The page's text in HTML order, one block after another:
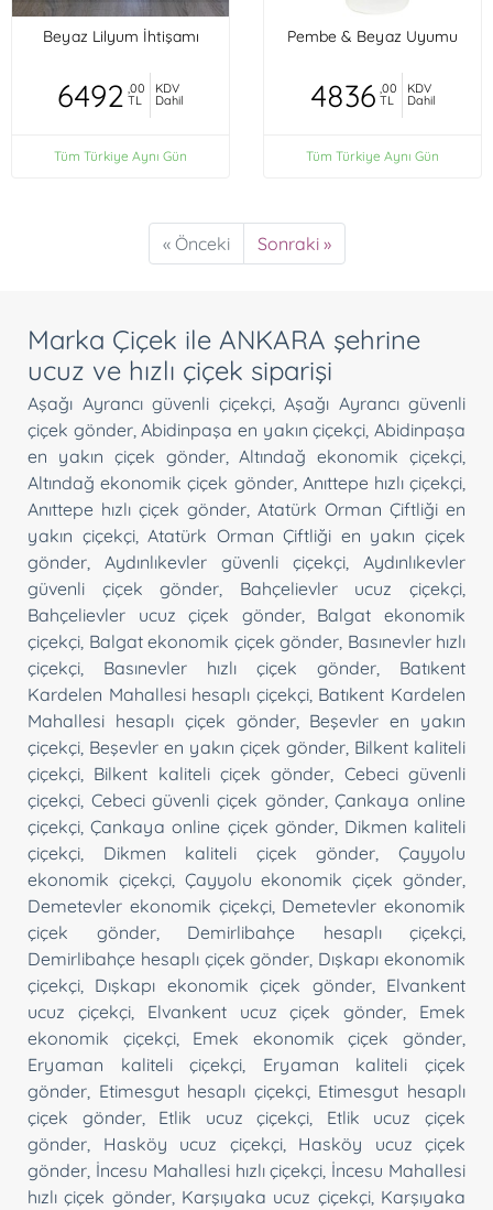
Beyaz Lilyum İhtişamı
6492 ,00
TL
KDV
Dahil
Tüm Türkiye Aynı Gün
Pembe & Beyaz Uyumu
4836 ,00
TL
KDV
Dahil
Tüm Türkiye Aynı Gün
« Önceki Sonraki »
Marka Çiçek ile ANKARA şehrine
ucuz ve hızlı çiçek siparişi
Aşağı Ayrancı güvenli çiçekçi, Aşağı Ayrancı güvenli
çiçek gönder,Abidinpaşa en yakın çiçekçi ,Abidinpaşa
en yakın çiçek gönder,Altındağ ekonomik çiçekçi
Altındağ ekonomik çiçek gönder, Anıttepe hızlı çiçekçi
Anıttepe hızlı çiçek gönder Atatürk Orman Çiftliği en
yakın çiçekçi,Atatürk Orman Çiftliği en yakın çiçek
gönder
Aydınlıkevler güvenli çiçekçi
Aydınlıkevler
güvenli çiçek gönder
Bahçelievler ucuz çiçekçi
Bahçelievler ucuz çiçek gönder, Balgat ekonomik
çiçekçi Balgat ekonomik çiçek gönder Basınevler hızlı
çiçekçi
Basınevler hızlı çiçek gönder
Batıkent
Kardelen Mahallesi hesaplı çiçekçi, Batıkent Kardelen
Mahallesi hesaplı çiçek gönder, Beşevler en yakın
çiçekçi Beşevler en yakın çiçek gönder Bilkent kaliteli
çiçekçi
Bilkent kaliteli çiçek gönder
Cebeci güvenli
çiçekçi Cebeci güvenli çiçek gönder,Çankaya online
çiçekçi ,Çankaya online çiçek gönder, Dikmen kaliteli
çiçekçi
Dikmen kaliteli çiçek gönder ,Çayyolu
ekonomik çiçekçi, Çayyolu ekonomik çiçek gönder
Demetevler ekonomik çiçekçi, Demetevler ekonomik
çiçek gönder, Demirlibahçe hesaplı çiçekçi
Demirlibahçe hesaplı çiçek gönder Dışkapı ekonomik
çiçekçi
Dışkapı ekonomik çiçek gönder, Elvankent
ucuz çiçekçi, Elvankent ucuz çiçek gönder
Emek
ekonomik çiçekçi, Emek ekonomik çiçek gönder
Eryaman kaliteli çiçekçi
Eryaman kaliteli çiçek
gönder Etimesgut hesaplı çiçekçi, Etimesgut hesaplı
çiçek gönder, Etlik ucuz çiçekçi
Etlik ucuz çiçek
gönder
Hasköy ucuz çiçekçi, Hasköy ucuz çiçek
gönder İncesu Mahallesi hızlı çiçekçi İncesu Mahallesi
hızlı çiçek gönder, Karşıyaka ucuz çiçekçi, Karşıyaka